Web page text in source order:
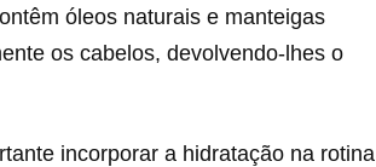
óleos naturais e manteigas
os cabelos, devolvendo-lhes o
incorporar a hidratação na rotina